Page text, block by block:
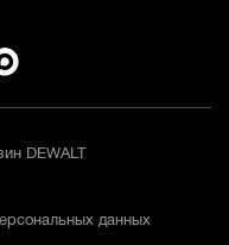
DEWALT
данных